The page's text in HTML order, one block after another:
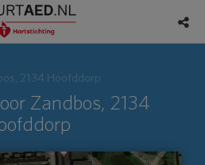
2134 Hoofddorp
Zandbos, 2134